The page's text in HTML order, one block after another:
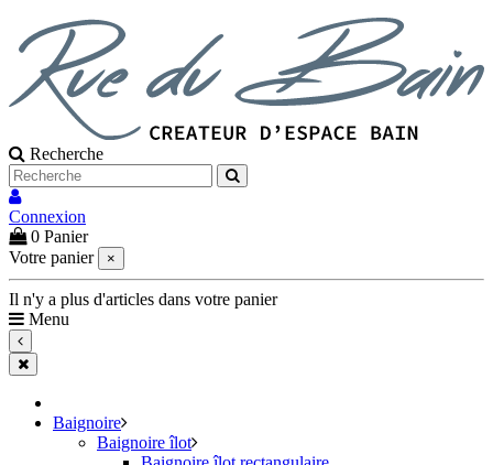
Recherche
Connexion
0 Panier
Votre panier
×
Il n'y a plus d'articles dans votre panier
Menu
Baignoire
Baignoire îlot